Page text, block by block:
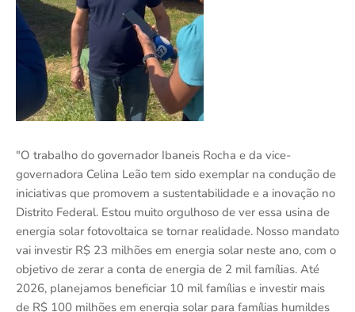
"O trabalho do governador Ibaneis Rocha e da vice-
governadora Celina Leão tem sido exemplar na condução de
iniciativas que promovem a sustentabilidade e a inovação no
Distrito Federal. Estou muito orgulhoso de ver essa usina de
energia solar fotovoltaica se tornar realidade. Nosso mandato
vai investir R$ 23 milhões em energia solar neste ano, com o
objetivo de zerar a conta de energia de 2 mil famílias. Até
2026, planejamos beneficiar 10 mil famílias e investir mais
de R$ 100 milhões em energia solar para famílias humildes